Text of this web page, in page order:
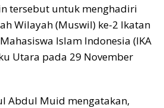
tersebut untuk menghadiri
Wilayah (Muswil) ke-2 Ikatan
Islam Indonesia (IKA
Utara pada 29 November
Abdul Muid mengatakan,